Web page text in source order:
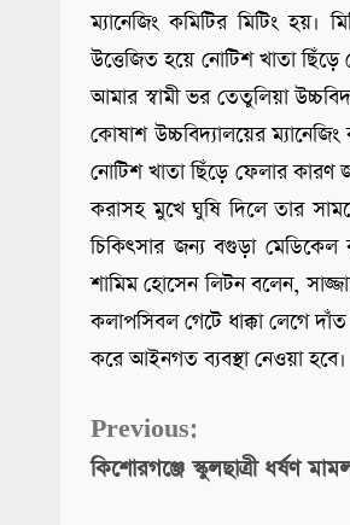
ম্যানেজিং কমিটির মিটিং হয়।
উত্তেজিত হয়ে নোটিশ খাতা ছিঁড়ে
আমার স্বামী ভর তেতুলিয়া
কোষাশ উচ্চবিদ্যালয়ের
নোটিশ খাতা ছিঁড়ে ফেলার কারণ
করাসহ মুখে ঘুষি দিলে তার
চিকিৎসার জন্য বগুড়া মেডিকেল
শামিম হোসেন লিটন বলেন,
কলাপসিবল গেটে ধাক্কা লেগে
করে আইনগত ব্যবস্থা নেওয়া হবে।
Continue
Reading
Previous:
কিশোরগঞ্জে স্কুলছাত্রী ধর্ষণ